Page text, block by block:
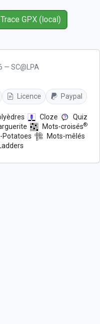
Trace GPX (local)
— SC@LPA
Licence Paypal
Cloze
Quiz
Mots-croisés®
Potatoes
Mots-mêlés